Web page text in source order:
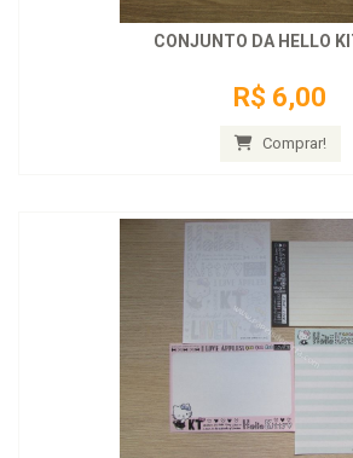
CONJUNTO DA HELLO
R$ 6,00
Comprar!